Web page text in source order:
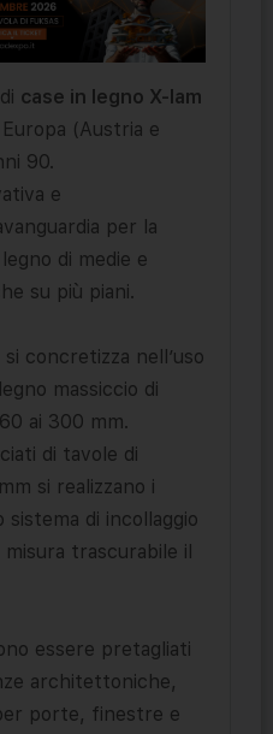
case in legno X-lam
(Austria e
90.
e
per la
di medie e
su più piani.
concretizza nell’uso
massiccio di
ai 300 mm.
di tavole di
si realizzano i
sistema di incollaggio
trascurabile il
essere pretagliati
architettoniche,
porte, finestre e